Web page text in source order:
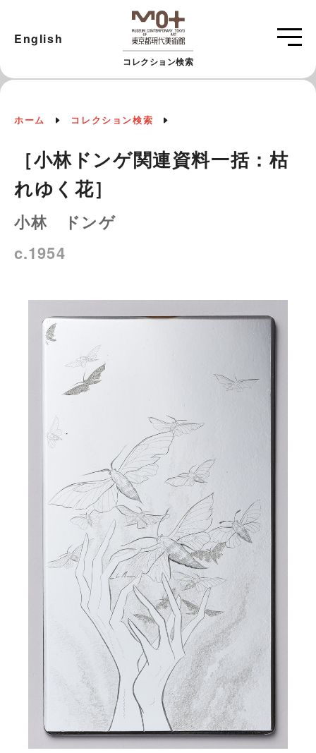
コレクション検索
English
ホーム コレクション検索
［小林ドンゲ関連資料一括：枯
れゆく花］
小林 ドンゲ
c.1954